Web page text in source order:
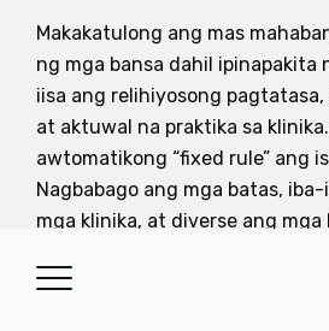
Makakatulong ang mas
ng mga bansa dahil ipinapakita
iisa ang relihiyosong
at aktuwal na praktika sa
awtomatikong “fixed rule” ang
Nagbabago ang mga batas,
mga klinika, at diverse ang mga
profile sa ibaba bilang gabay at